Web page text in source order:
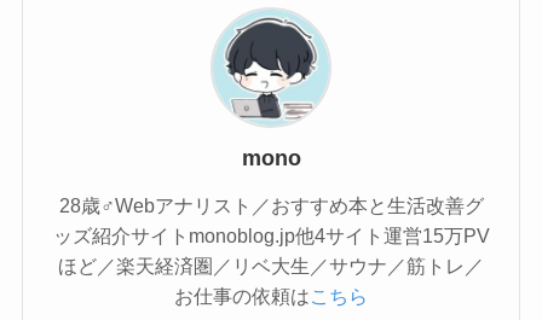
mono
28歳♂Webアナリスト／おすすめ本と生活改善グ
ッズ紹介サイトmonoblog.jp他4サイト運営15万PV
ほど／楽天経済圏／リベ大生／サウナ／筋トレ／
お仕事の依頼はこちら